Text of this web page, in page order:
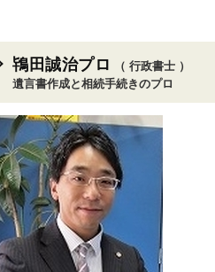
鴇田誠治プロ
（ 行政書士 ）
遺言書作成と相続手続きのプロ